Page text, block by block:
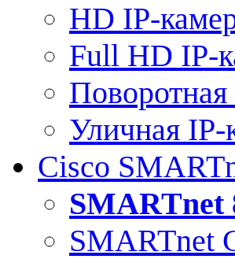
HD IP-
Full HD IP-
Уличная IP-
Cisco
SMARTnet
SMARTnet